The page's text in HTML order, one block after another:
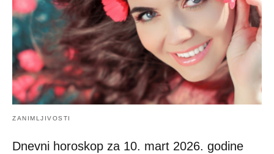
ZANIMLJIVOSTI
Dnevni horoskop za 10. mart 2026. godine